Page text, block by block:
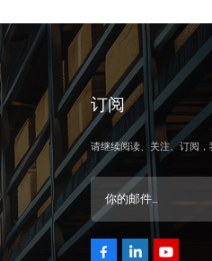
订阅
请继续阅读、关注、订阅，